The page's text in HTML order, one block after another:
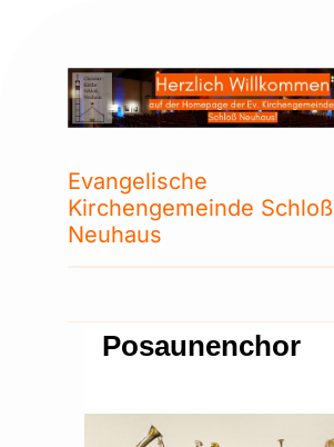
Evangelische
Kirchengemeinde Schloß
Neuhaus
Posaunenchor